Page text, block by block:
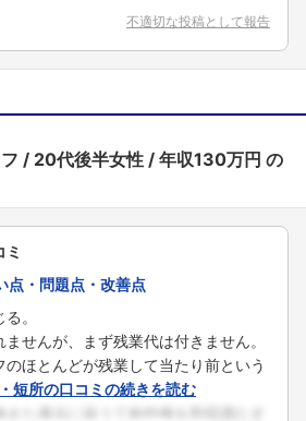
不適切な投稿として報告
20代後半女性 年収130万円 の
点・問題点・改善点
。
せんが、まず残業代は付きません。
ほとんどが残業して当たり前という
短所の口コミの続きを読む